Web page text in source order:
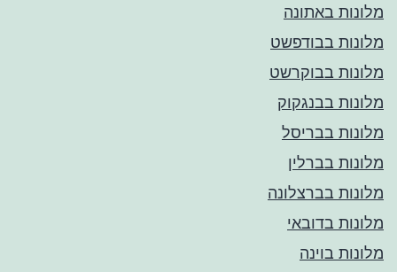
מלונות באתונה
מלונות בבודפשט
מלונות בבוקרשט
מלונות בבנגקוק
מלונות בבריסל
מלונות בברלין
מלונות בברצלונה
מלונות בדובאי
מלונות בוינה